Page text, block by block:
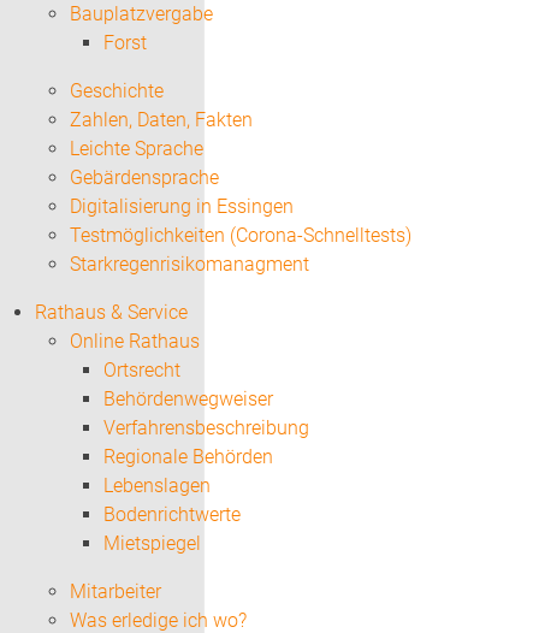
Bauplatzvergabe
Forst
Geschichte
Zahlen, Daten, Fakten
Leichte Sprache
Gebärdensprache
Digitalisierung in Essingen
Testmöglichkeiten (Corona-Schnelltests)
Starkregenrisikomanagment
Rathaus & Service
Online Rathaus
Ortsrecht
Behördenwegweiser
Verfahrensbeschreibung
Regionale Behörden
Lebenslagen
Bodenrichtwerte
Mietspiegel
Mitarbeiter
Was erledige ich wo?